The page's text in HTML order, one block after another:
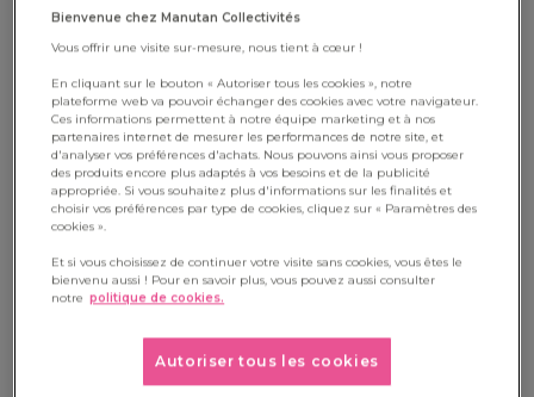
"Allez hop, on se lance dans l'aventure olympique ! Avec
notre kit spécial JO 2024, embarquez vos élèves dans cette
aventure sportive. C'est l'occasion de partager avec eux
l'esprit des Jeux et de les préparer à cet évènement
exceptionnel au travers de différentes activités !"
Téléchargement
Bienvenue chez Manutan Collectivités
Vous offrir une visite sur-mesure, nous tient à cœur !
En cliquant sur le bouton « Autoriser tous les cookies », notre
plateforme web va pouvoir échanger des cookies avec votre navigateur.
Ces informations permettent à notre équipe marketing et à nos
partenaires internet de mesurer les performances de notre site, et
d'analyser vos préférences d'achats. Nous pouvons ainsi vous proposer
des produits encore plus adaptés à vos besoins et de la publicité
appropriée. Si vous souhaitez plus d'informations sur les finalités et
choisir vos préférences par type de cookies, cliquez sur « Paramètres des
cookies ».
Et si vous choisissez de continuer votre visite sans cookies, vous êtes le
bienvenu aussi ! Pour en savoir plus, vous pouvez aussi consulter
notre politique de cookies.
Autoriser tous les cookies